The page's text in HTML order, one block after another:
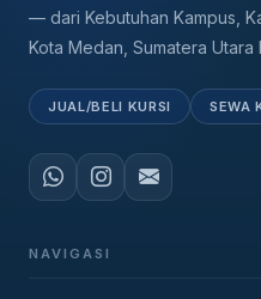
— dari Kebutuhan Kampus,
Kota Medan, Sumatera
JUAL/BELI KURSI SEWA
NAVIGASI